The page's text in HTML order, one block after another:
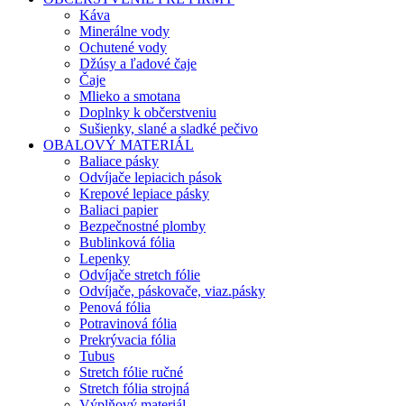
Káva
Minerálne vody
Ochutené vody
Džúsy a ľadové čaje
Čaje
Mlieko a smotana
Doplnky k občerstveniu
Sušienky, slané a sladké pečivo
OBALOVÝ MATERIÁL
Baliace pásky
Odvíjače lepiacich pások
Krepové lepiace pásky
Baliaci papier
Bezpečnostné plomby
Bublinková fólia
Lepenky
Odvíjače stretch fólie
Odvíjače, páskovače, viaz.pásky
Penová fólia
Potravinová fólia
Prekrývacia fólia
Tubus
Stretch fólie ručné
Stretch fólia strojná